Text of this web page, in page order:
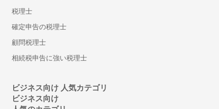
安否確認システム
1on1ツール
ストレスチェックシステム
年末調整ソフト
人材派遣管理システム
税理士
確定申告の税理士
顧問税理士
相続税申告に強い税理士
ビジネス向け 人気カテゴリ
ビジネス向け